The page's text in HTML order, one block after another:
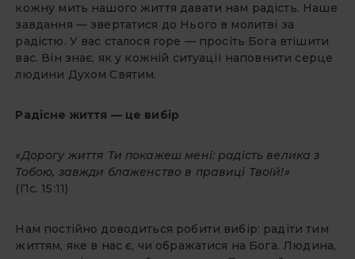
кожну мить нашого життя давати нам радість. Наше
завдання — звертатися до Нього в молитві за
радістю. У вас сталося горе — просіть Бога втішити
вас. Він знає, як у кожній ситуації наповнити серце
людини Духом Святим.
Радісне життя — це вибір
«Дорогу життя Ти покажеш мені: радість велика з
Тобою, завжди блаженство в правиці Твоїй!»
(Пс. 15:11)
Нам постійно доводиться робити вибір: радіти тим
життям, яке в нас є, чи ображатися на Бога. Людина,